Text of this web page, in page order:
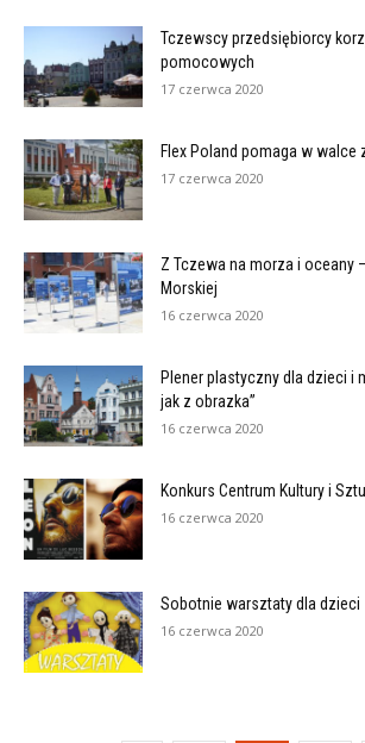
Tczewscy przedsiębiorcy
pomocowych
17 czerwca 2020
Flex Poland pomaga w walce
17 czerwca 2020
Z Tczewa na morza i oceany
Morskiej
16 czerwca 2020
Plener plastyczny dla dzieci i
jak z obrazka”
16 czerwca 2020
Konkurs Centrum Kultury i
16 czerwca 2020
Sobotnie warsztaty dla dzieci
16 czerwca 2020